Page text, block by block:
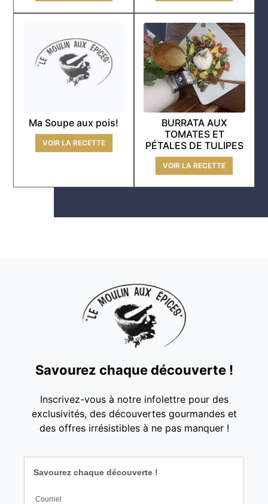
Ma Soupe aux pois!
VOIR LA RECETTE
BURRATA AUX
TOMATES ET
PÉTALES DE TULIPES
VOIR LA RECETTE
Savourez chaque découverte !
Inscrivez-vous à notre infolettre pour des
exclusivités, des découvertes gourmandes et
des offres irrésistibles à ne pas manquer !
Savourez chaque découverte !
Courriel